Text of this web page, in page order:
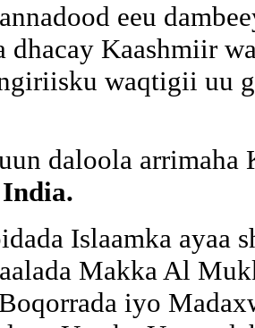
eeu
dhacay Kaashmiir
waqtigii uu
daloola
Islaamka ayaa
Makka Al
iyo